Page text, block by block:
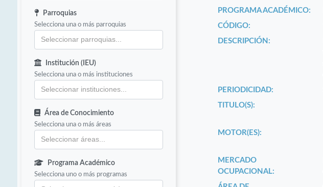
Parroquias
Selecciona una o más parroquias
Institución (IEU)
Selecciona una o más instituciones
Área de Conocimiento
Selecciona una o más áreas
Programa Académico
Selecciona uno o más programas
PROGRAMA ACADÉMICO:
CÓDIGO:
DESCRIPCIÓN:
PERIODICIDAD:
TITULO(S):
MOTOR(ES):
MERCADO
OCUPACIONAL: